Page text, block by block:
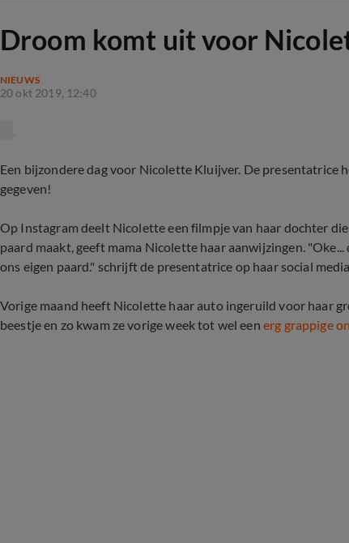
Droom komt uit voor
NIEUWS
20 okt 2019, 12:40
Een bijzondere dag voor Nicolette Kluijver. De presentatrice
gegeven!
Op Instagram deelt Nicolette een filmpje van haar dochter
paard maakt, geeft mama Nicolette haar aanwijzingen.
ons eigen paard." schrijft de presentatrice op haar social
Vorige maand heeft Nicolette haar auto ingeruild voor haar
beestje en zo kwam ze vorige week tot wel een erg grappige